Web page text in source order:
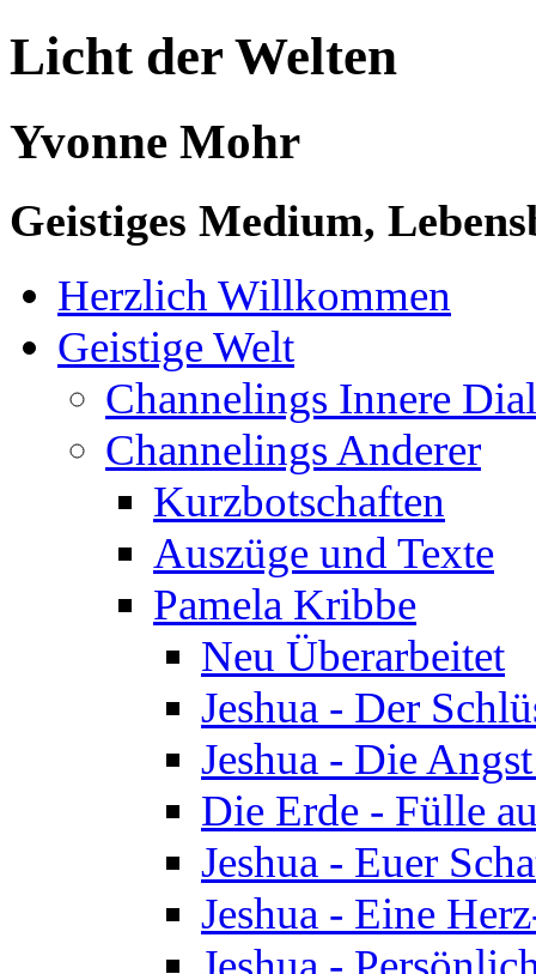
Licht der Welten
Yvonne Mohr
Geistiges Medium,
Herzlich Willkommen
Geistige Welt
Channelings Innere
Channelings Anderer
Kurzbotschaften
Auszüge und Texte
Pamela Kribbe
Neu Überarbeitet
Jeshua - Der
Jeshua - Die
Die Erde - Fülle
Jeshua - Euer
Jeshua - Eine